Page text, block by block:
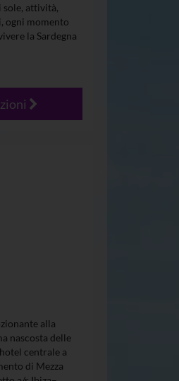
sole, attività,
ogni momento
la Sardegna
alla
nascosta delle
centrale a
di Mezza